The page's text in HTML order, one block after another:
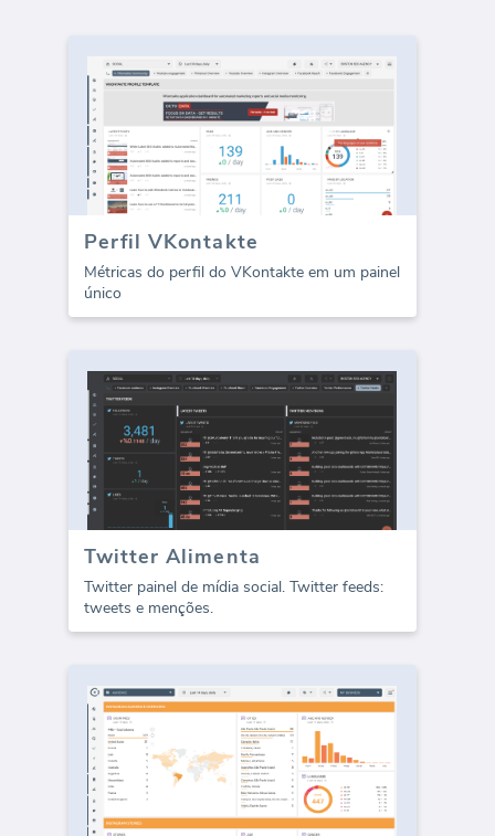
Perfil VKontakte
Métricas do perfil do VKontakte em um painel
único
Twitter Alimenta
Twitter painel de mídia social. Twitter feeds:
tweets e menções.